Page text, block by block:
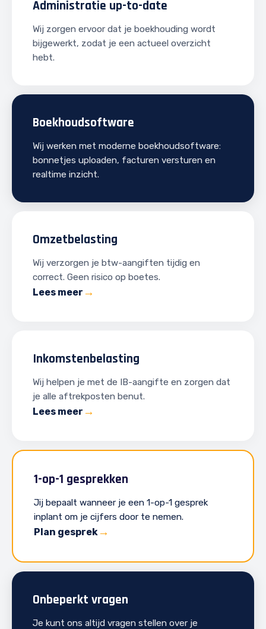
Administratie up-to-date
Wij zorgen ervoor dat je boekhouding wordt
bijgewerkt, zodat je een actueel overzicht
hebt.
Boekhoudsoftware
Wij werken met moderne boekhoudsoftware:
bonnetjes uploaden, facturen versturen en
realtime inzicht.
Omzetbelasting
Wij verzorgen je btw-aangiften tijdig en
correct. Geen risico op boetes.
Lees meer
Inkomstenbelasting
Wij helpen je met de IB-aangifte en zorgen dat
je alle aftrekposten benut.
Lees meer
1-op-1 gesprekken
Jij bepaalt wanneer je een 1-op-1 gesprek
inplant om je cijfers door te nemen.
Plan gesprek
Onbeperkt vragen
Je kunt ons altijd vragen stellen over je